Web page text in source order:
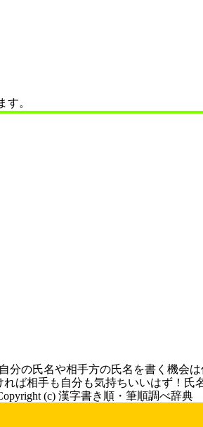
。
分の氏名や相手方の氏名を書く機会
ば相手も自分も気持ちいいはず！氏
(c) 漢字書き順・筆順調べ辞典